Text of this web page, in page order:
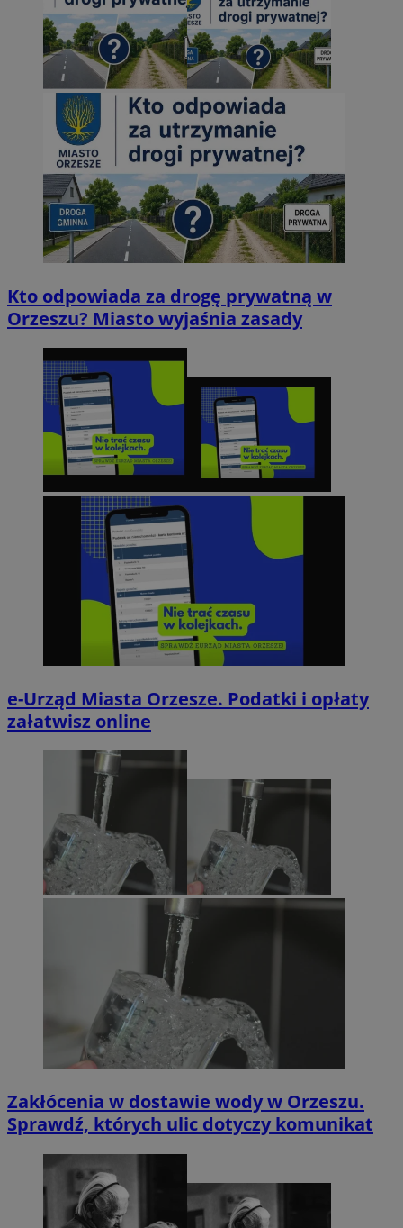
Kto odpowiada za drogę prywatną w
Orzeszu? Miasto wyjaśnia zasady
e-Urząd Miasta Orzesze. Podatki i opłaty
załatwisz online
Zakłócenia w dostawie wody w Orzeszu.
Sprawdź, których ulic dotyczy komunikat